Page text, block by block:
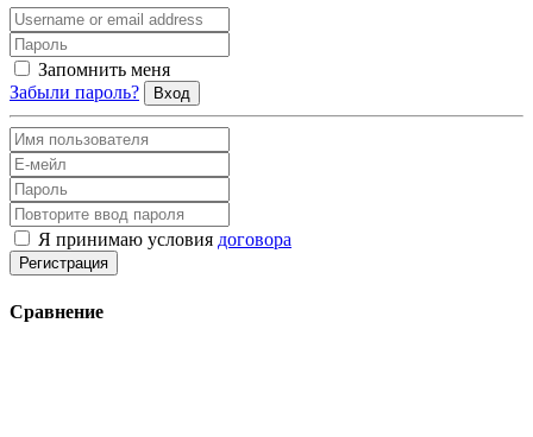
Запомнить меня
Забыли пароль?
Вход
Я принимаю условия договора
Регистрация
Сравнение